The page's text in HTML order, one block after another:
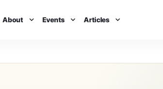
About Events Articles